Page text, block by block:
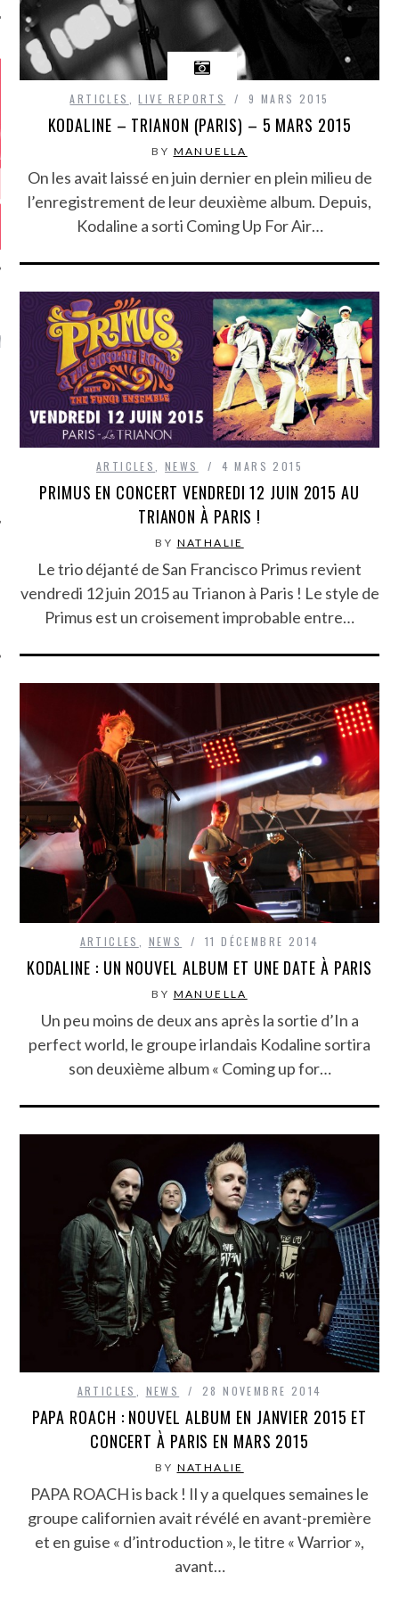
KARMA –
ANNIVERSAIRE
SOCIAUX
ARTICLES ,LIVE REPORTS 9 MARS 2015
KODALINE – TRIANON (PARIS) – 5 MARS 2015
BY MANUELLA
On les avait laissé en juin dernier en plein milieu de
l’enregistrement de leur deuxième album. Depuis,
Kodaline a sorti Coming Up For Air…
ARTICLES ,NEWS 4 MARS 2015
PRIMUS EN CONCERT VENDREDI 12 JUIN 2015 AU
BY NATHALIE
Le trio déjanté de San Francisco Primus revient
vendredi 12 juin 2015 au Trianon à Paris ! Le style de
Primus est un croisement improbable entre…
ARTICLES NEWS 11 DÉCEMBRE 2014
KODALINE : UN NOUVEL ALBUM ET UNE DATE À PARIS
BY MANUELLA
Un peu moins de deux ans après la sortie d’In a
perfect world, le groupe irlandais Kodaline sortira
son deuxième album « Coming up for…
ARTICLES NEWS 28 NOVEMBRE 2014
PAPA ROACH : NOUVEL ALBUM EN JANVIER 2015 ET
CONCERT À PARIS EN MARS 2015
BY NATHALIE
PAPA ROACH is back ! Il y a quelques semaines le
groupe californien avait révélé en avant-première
et en guise « d’introduction », le titre « Warrior »,
avant…